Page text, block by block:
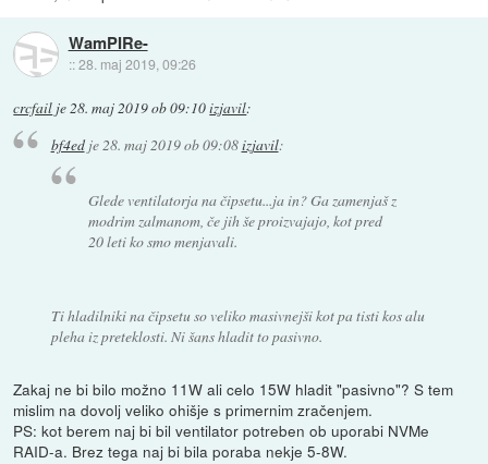
WamPIRe-
::28. maj 2019, 09:26
crcfail je28. maj 2019 ob 09:10izjavil:
bf4edje 28. maj 2019 ob 09:08izjavil:
Glede ventilatorja na čipsetu...ja in? Ga zamenjaš z
modrim zalmanom, če jih še proizvajajo, kot pred
20 leti ko smo menjavali.
Ti hladilniki na čipsetu so veliko masivnejši kot pa tisti kos alu
pleha iz preteklosti. Ni šans hladit to pasivno.
Zakaj ne bi bilo možno 11W ali celo 15W hladit "pasivno"? S tem
mislim na dovolj veliko ohišje s primernim zračenjem.
PS: kot berem naj bi bil ventilator potreben ob uporabi NVMe
RAID-a. Brez tega naj bi bila poraba nekje 5-8W.